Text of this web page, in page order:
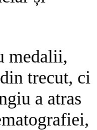
medalii,
trecut, ci
a atras